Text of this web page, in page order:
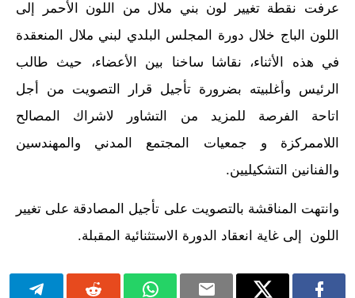
عرفت نقطة تغيير لون بني ملال من اللون الأحمر إلى
اللون الباج خلال دورة المجلس البلدي لبني ملال المنعقدة
في هذه الأثناء، نقاشا ساخنا بين الأعضاء، حيث طالب
الرئيس وأغلبيته بضرورة تأجيل قرار التصويت من أجل
اتاحة الفرصة للمزيد من التشاور لاشراك المصالح
اللاممركزة و جمعيات المجتمع المدني والمهندسين
والفنانين التشكيليين.
وانتهت المناقشة بالتصويت على تأجيل المصادقة على تغيير
اللون إلى غاية انعقاد الدورة الاستثنائية المقبلة.